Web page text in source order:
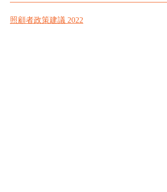
照顧者政策建議 2022